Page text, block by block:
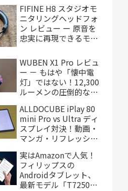
ゲーミングタブレット
FIFINE H8 スタジオモ
ニタリングヘッドフォ
ン レビュー ー 原音を
忠実に再現できるモニ
4,000円台で購入でき
ます
WUBEN X1 Pro レビュ
ー － もはや「懐中電
灯」ではない！12,300
ルーメンの圧倒的な輝
LEDライト
ALLDOCUBE iPlay 80
mini Pro vs Ultra ディ
スプレイ対決！動画・
マンガ・リフレッシュ
実はAmazonで人気！
フィリップスの
Androidタブレット、
最新モデル「T7250」